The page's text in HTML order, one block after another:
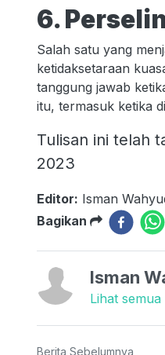
6.
Salah satu yang
ketidaksetaraan
tanggung jawab
itu, termasuk ketika
Tulisan ini telah
2023
Editor: Isman
Bagikan
Isman
Lihat
Berita Sebelumnya